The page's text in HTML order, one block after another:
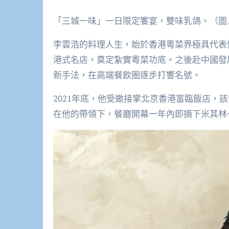
「三城一味」一日限定饗宴，雙味乳鴿。（
李雲浩的料理人生，始於香港粵菜界極具代
港式名店，奠定紮實粵菜功底。之後赴中國
新手法，在高端餐飲圈逐步打響名號。
2021年底，他受邀接掌北京香港富臨飯店，
在他的帶領下，餐廳開幕一年內即摘下米其